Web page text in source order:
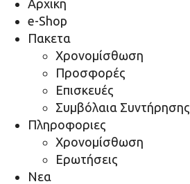
Αρχικη
e-Shop
Πακετα
Χρονομίσθωση
Προσφορές
Επισκευές
Συμβόλαια Συντήρησης
Πληροφοριες
Χρονομίσθωση
Ερωτήσεις
Νεα